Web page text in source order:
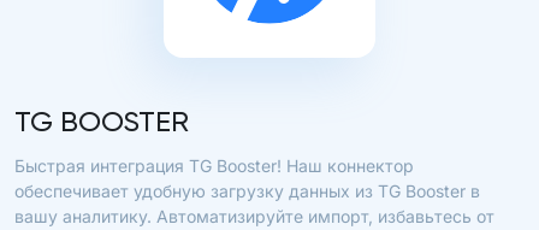
TG BOOSTER
Быстрая интеграция TG Booster! Наш коннектор
обеспечивает удобную загрузку данных из TG Booster в
вашу аналитику. Автоматизируйте импорт, избавьтесь от